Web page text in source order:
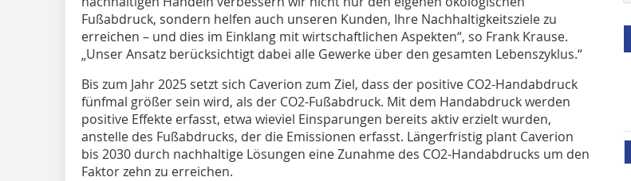
Fußabdruck, sondern helfen auch unseren Kunden, Ihre Nachhaltigkeitsziele zu
erreichen – und dies im Einklang mit wirtschaftlichen Aspekten“, so Frank Krause.
„Unser Ansatz berücksichtigt dabei alle Gewerke über den gesamten Lebenszyklus.“
Bis zum Jahr 2025 setzt sich Caverion zum Ziel, dass der positive CO2-Handabdruck
fünfmal größer sein wird, als der CO2-Fußabdruck. Mit dem Handabdruck werden
positive Effekte erfasst, etwa wieviel Einsparungen bereits aktiv erzielt wurden,
anstelle des Fußabdrucks, der die Emissionen erfasst. Längerfristig plant Caverion
bis 2030 durch nachhaltige Lösungen eine Zunahme des CO2-Handabdrucks um den
Faktor zehn zu erreichen.